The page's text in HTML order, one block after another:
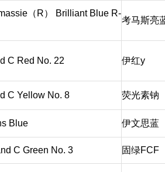
（R） Brilliant Blue R-
考马斯亮
C Red No. 22 伊红y
C Yellow No. 8 荧光素钠
Blue 伊文思蓝
C Green No. 3 固绿FCF